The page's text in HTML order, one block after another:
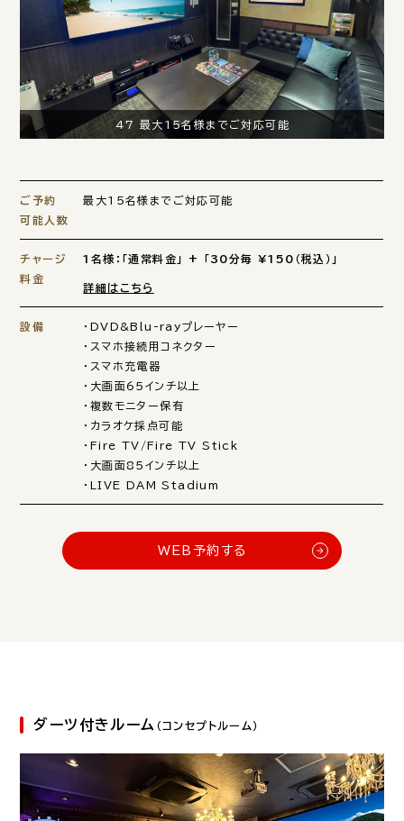
47 最大15名様までご対応可能
ご予約
可能人数
最大15名様までご対応可能
チャージ
料金
1名様：「通常料金」 + 「30分毎 ¥150（税込）」
詳細はこちら
設備
・DVD&Blu-rayプレーヤー
・スマホ接続用コネクター
・スマホ充電器
・大画面65インチ以上
・複数モニター保有
・カラオケ採点可能
・Fire TV/Fire TV Stick
・大画面85インチ以上
・LIVE DAM Stadium
WEB予約する
ダーツ付きルーム （コンセプトルーム）